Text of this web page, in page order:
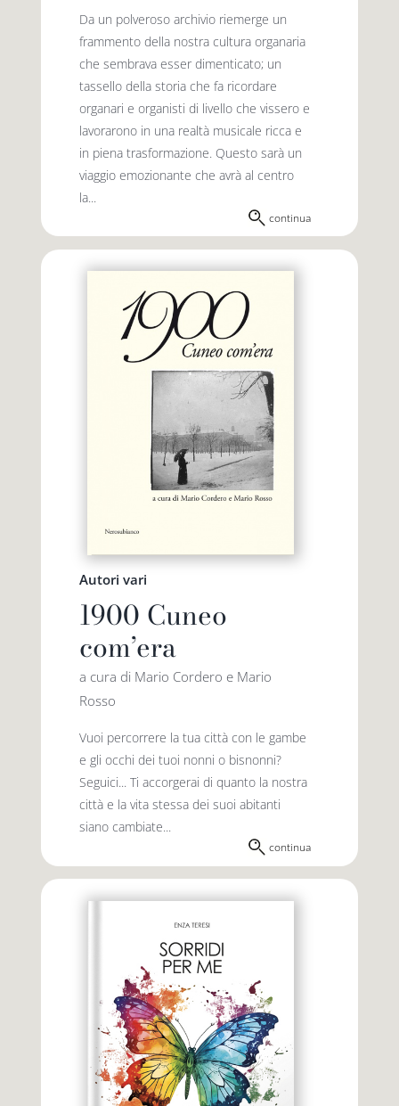
Da un polveroso archivio riemerge un
frammento della nostra cultura organaria
che sembrava esser dimenticato; un
tassello della storia che fa ricordare
organari e organisti di livello che vissero e
lavorarono in una realtà musicale ricca e
in piena trasformazione. Questo sarà un
viaggio emozionante che avrà al centro
la...
continua
Autori vari
1900 Cuneo
com’era
a cura di Mario Cordero e Mario
Rosso
Vuoi percorrere la tua città con le gambe
e gli occhi dei tuoi nonni o bisnonni?
Seguici... Ti accorgerai di quanto la nostra
città e la vita stessa dei suoi abitanti
siano cambiate...
continua